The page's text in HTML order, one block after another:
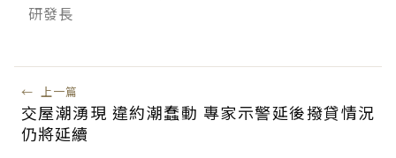
研發長
← 上一篇
交屋潮湧現 違約潮蠢動 專家示警延後撥貸情況
仍將延續